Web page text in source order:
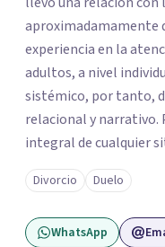
aproximadamamente
experiencia en la
adultos, a nivel
sistémico, por tanto,
relacional y narrativo.
integral de cualquier
consultantes y así
procesos de
la movilización de
bienestar.
Divorcio Duelo
WhatsApp